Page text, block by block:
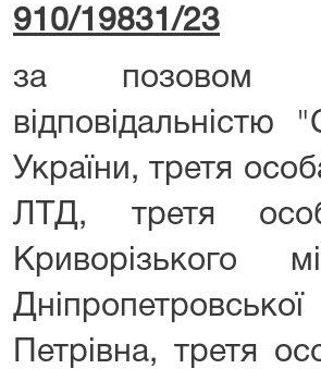
910/19831/23
за позовом
України, третя
ЛТД, третя
Криворізького
Петрівна, третя